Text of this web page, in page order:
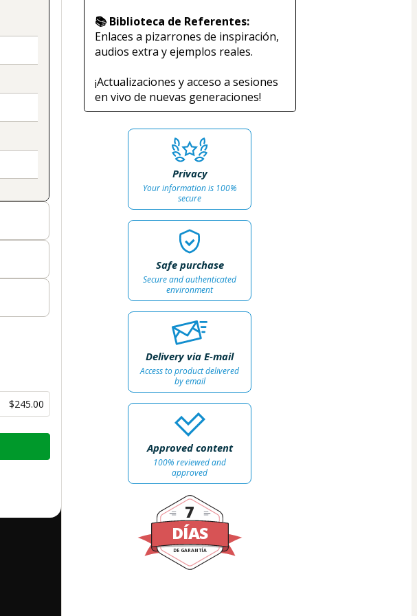
$245.00
📚 Biblioteca de Referentes:
Enlaces a pizarrones de inspiración,
audios extra y ejemplos reales.
¡Actualizaciones y acceso a sesiones
en vivo de nuevas generaciones!
Privacy
Your information is 100%
secure
Safe purchase
Secure and authenticated
environment
Delivery via E-mail
Access to product delivered
by email
Approved content
100% reviewed and
approved
DÍAS
DE GARANTÍA
7